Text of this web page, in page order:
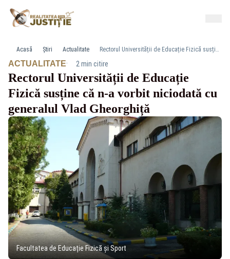
Acasă Știri Actualitate Rectorul Universității de Educație Fizică susține că n-a vorbit niciodată cu generalul Vlad Gheorghiță
ACTUALITATE· 2 min citire
Rectorul Universității de Educație
Fizică susține că n-a vorbit niciodată cu
generalul Vlad Gheorghiță
Facultatea de Educație Fizică și Sport